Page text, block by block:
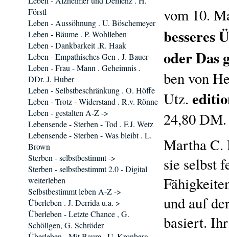
vom 10.
besseres
oder Das
ben von
Utz.
24,80
Martha C.
sie selbst
und auf
basiert.
Förstl
Leben - Aussöhnung . U. Böschemeyer
Leben - Bäume . P. Wohlleben
Leben - Dankbarkeit .R. Haak
Leben - Empathisches Gen . J. Bauer
Leben - Frau - Mann . Geheimnis .
DDr. J. Huber
Leben - Selbstbeschränkung . O. Höffe
Leben - Trotz - Widerstand . R.v. Rönne
Leben - gestalten A-Z ->
Lebensende - Sterben - Tod . F.J. Wetz
Lebensende - Sterben - Was bleibt . L.
Brown
Sterben - selbstbestimmt ->
Sterben - selbstbestimmt 2.0 - Digital
weiterleben
Selbstbestimmt leben A-Z ->
Überleben . J. Derrida u.a. >
Überleben - Letzte Chance , G.
Schöllgen, G. Schröder